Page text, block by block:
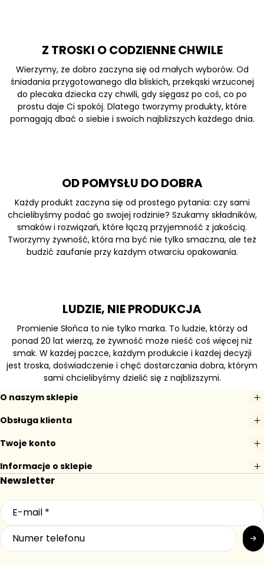
Z TROSKI O CODZIENNE CHWILE
Wierzymy, że dobro zaczyna się od małych wyborów. Od
śniadania przygotowanego dla bliskich, przekąski wrzuconej
do plecaka dziecka czy chwili, gdy sięgasz po coś, co po
prostu daje Ci spokój. Dlatego tworzymy produkty, które
pomagają dbać o siebie i swoich najbliższych każdego dnia.
OD POMYSŁU DO DOBRA
Każdy produkt zaczyna się od prostego pytania: czy sami
chcielibyśmy podać go swojej rodzinie? Szukamy składników,
smaków i rozwiązań, które łączą przyjemność z jakością.
Tworzymy żywność, która ma być nie tylko smaczna, ale też
budzić zaufanie przy każdym otwarciu opakowania.
LUDZIE, NIE PRODUKCJA
Promienie Słońca to nie tylko marka. To ludzie, którzy od
ponad 20 lat wierzą, że żywność może nieść coś więcej niż
smak. W każdej paczce, każdym produkcie i każdej decyzji
jest troska, doświadczenie i chęć dostarczania dobra, którym
sami chcielibyśmy dzielić się z najbliższymi.
O naszym sklepie
Obsługa klienta
Twoje konto
Informacje o sklepie
Newsletter